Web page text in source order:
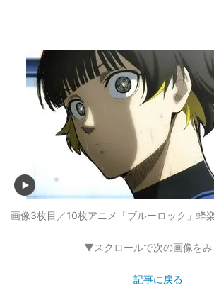
画像3枚目／10枚アニメ「ブルーロック」蜂
▼スクロールで次の画像を
記事に戻る